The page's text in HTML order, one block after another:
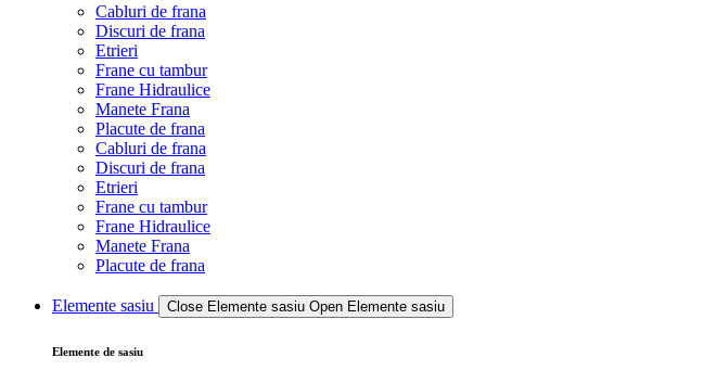
Cabluri de frana
Discuri de frana
Etrieri
Frane cu tambur
Frane Hidraulice
Manete Frana
Placute de frana
Cabluri de frana
Discuri de frana
Etrieri
Frane cu tambur
Frane Hidraulice
Manete Frana
Placute de frana
Elemente sasiu Close Elemente sasiu Open Elemente sasiu
Elemente de sasiu